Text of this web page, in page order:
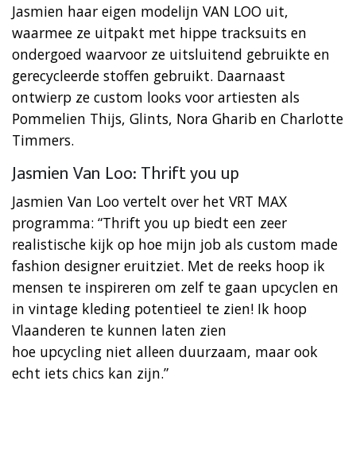
Jasmien haar eigen modelijn VAN LOO uit,
waarmee ze uitpakt met hippe tracksuits en
ondergoed waarvoor ze uitsluitend gebruikte en
gerecycleerde stoffen gebruikt. Daarnaast
ontwierp ze custom looks voor artiesten als
Pommelien Thijs, Glints, Nora Gharib en Charlotte
Timmers.
Jasmien Van Loo: Thrift you up
Jasmien Van Loo vertelt over het VRT MAX
programma: “Thrift you up biedt een zeer
realistische kijk op hoe mijn job als custom made
fashion designer eruitziet. Met de reeks hoop ik
mensen te inspireren om zelf te gaan upcyclen en
in vintage kleding potentieel te zien! Ik hoop
Vlaanderen te kunnen laten zien
hoe upcycling niet alleen duurzaam, maar ook
echt iets chics kan zijn.”